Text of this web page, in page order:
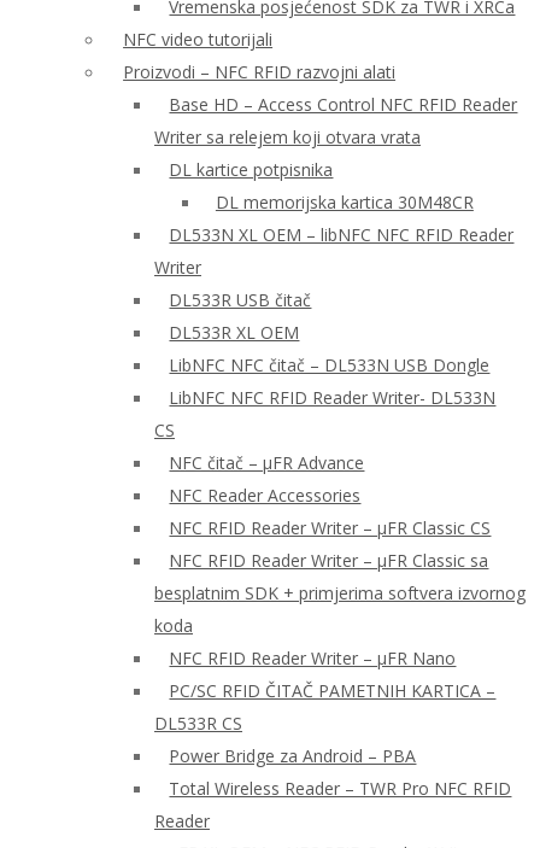
Vremenska posjećenost SDK za TWR i XRCa
NFC video tutorijali
Proizvodi – NFC RFID razvojni alati
Base HD – Access Control NFC RFID Reader
Writer sa relejem koji otvara vrata
DL kartice potpisnika
DL memorijska kartica 30M48CR
DL533N XL OEM – libNFC NFC RFID Reader
Writer
DL533R USB čitač
DL533R XL OEM
LibNFC NFC čitač – DL533N USB Dongle
LibNFC NFC RFID Reader Writer- DL533N
CS
NFC čitač – μFR Advance
NFC Reader Accessories
NFC RFID Reader Writer – μFR Classic CS
NFC RFID Reader Writer – μFR Classic sa
besplatnim SDK + primjerima softvera izvornog
koda
NFC RFID Reader Writer – μFR Nano
PC/SC RFID ČITAČ PAMETNIH KARTICA –
DL533R CS
Power Bridge za Android – PBA
Total Wireless Reader – TWR Pro NFC RFID
Reader